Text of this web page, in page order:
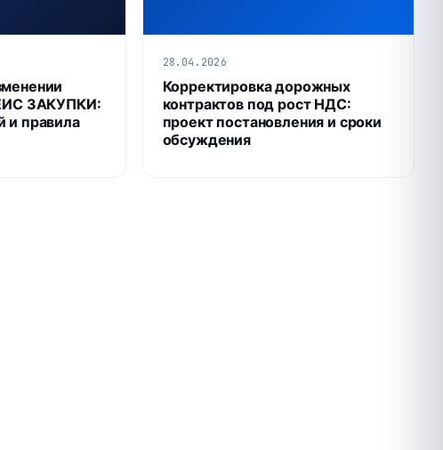
ЗАКУПКИ:
и правила
28.04.2026
Корректировка дорожных
контрактов под рост НДС:
проект постановления и сроки
обсуждения